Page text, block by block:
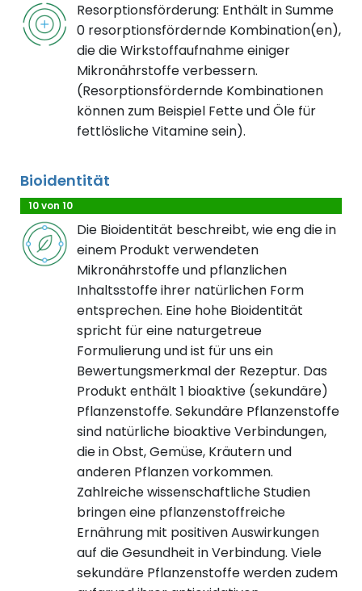
Resorptionsförderung: Enthält in Summe
0 resorptionsfördernde Kombination(en),
die die Wirkstoffaufnahme einiger
Mikronährstoffe verbessern.
(Resorptionsfördernde Kombinationen
können zum Beispiel Fette und Öle für
fettlösliche Vitamine sein).
Bioidentität
10 von 10
Die Bioidentität beschreibt, wie eng die in
einem Produkt verwendeten
Mikronährstoffe und pflanzlichen
Inhaltsstoffe ihrer natürlichen Form
entsprechen. Eine hohe Bioidentität
spricht für eine naturgetreue
Formulierung und ist für uns ein
Bewertungsmerkmal der Rezeptur. Das
Produkt enthält 1 bioaktive (sekundäre)
Pflanzenstoffe. Sekundäre Pflanzenstoffe
sind natürliche bioaktive Verbindungen,
die in Obst, Gemüse, Kräutern und
anderen Pflanzen vorkommen.
Zahlreiche wissenschaftliche Studien
bringen eine pflanzenstoffreiche
Ernährung mit positiven Auswirkungen
auf die Gesundheit in Verbindung. Viele
sekundäre Pflanzenstoffe werden zudem